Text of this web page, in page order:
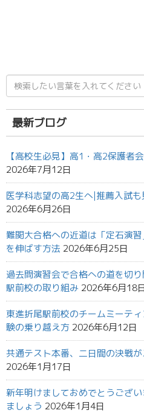
検
索
結
果:
最新ブログ
【高校生必見】高1・高2保護者
2026年7月12日
医学科志望の高2生へ|推薦入試
2026年6月26日
難関大合格への近道は「定石演
を伸ばす方法 2026年6月25日
過去問演習会で合格への道を切
駅前校の取り組み 2026年6月18
東進折尾駅前校のチームミーテ
験の乗り越え方 2026年6月12日
共通テスト本番、二日間の決戦
2026年1月17日
新年明けましておめでとうござ
ましょう 2026年1月4日